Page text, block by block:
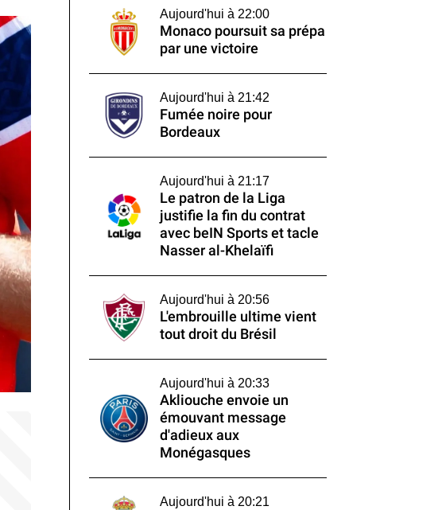
Aujourd'hui à 22:00
Monaco poursuit sa prépa
par une victoire
Aujourd'hui à 21:42
Fumée noire pour
Bordeaux
Aujourd'hui à 21:17
Le patron de la Liga
justifie la fin du contrat
avec beIN Sports et tacle
Nasser al-Khelaïfi
Aujourd'hui à 20:56
L'embrouille ultime vient
tout droit du Brésil
Aujourd'hui à 20:33
Akliouche envoie un
émouvant message
d'adieux aux
Monégasques
Aujourd'hui à 20:21